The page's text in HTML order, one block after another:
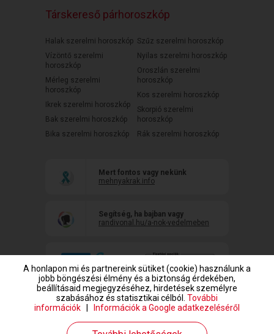
Társkereső párhoroszkóp
Halak szerelmi horoszkóp
Vízöntő szerelmi
horoszkóp
Mérleg szerelmi
horoszkóp
Ikrek szerelmi horoszkóp
Bak szerelmi horoszkóp
Bika szerelmi horoszkóp
Szűz szerelmi horoszkóp
Nyilas szerelmi horoszkóp
Oroszlán szerelmi
horoszkóp
Kos szerelmi horoszkóp
Skorpió szerelmi
horoszkóp
Rák szerelmi horoszkóp
Mert fontos vagy nekünk
mehnyakrak.info
Segítség, ha bajban vagy
randivonal.hu/a-nok-vedelmeben
www.randivonal.hu © Copyright 1999-2026 Dating Central Europe Zrt.
A honlapon mi és partnereink sütiket (cookie) használunk a
jobb böngészési élmény és a biztonság érdekében,
beállításaid megjegyzéséhez, hirdetések személyre
szabásához és statisztikai célból. További
információk
Információk a Google adatkezeléséről